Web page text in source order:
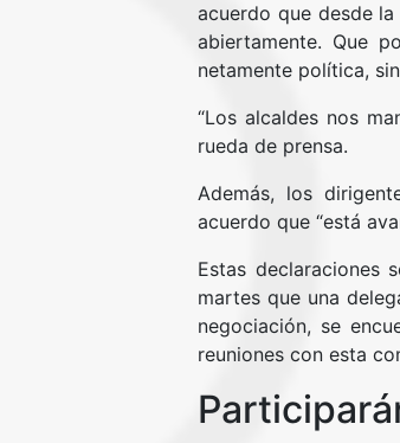
acuerdo que desde
abiertamente. Que
netamente política,
“Los alcaldes nos
rueda de prensa.
Además, los
acuerdo que “está
Estas declaraciones
martes que una
negociación, se
reuniones con esta